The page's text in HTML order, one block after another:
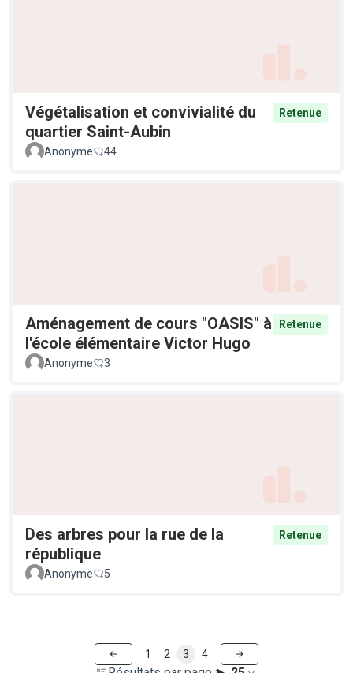
Végétalisation et convivialité du
quartier Saint-Aubin
Retenue
Anonyme 44
Aménagement de cours "OASIS" à
l'école élémentaire Victor Hugo
Retenue
Anonyme 3
Des arbres pour la rue de la
république
Retenue
Anonyme 5
1 2 3 4